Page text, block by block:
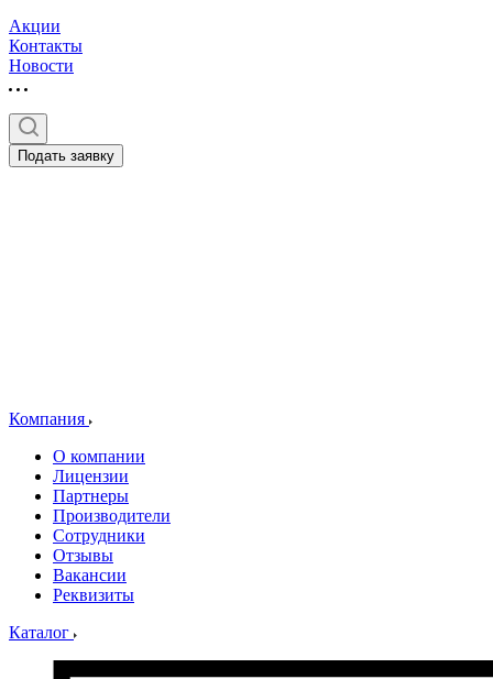
Акции
Контакты
Новости
Подать заявку
Компания
О компании
Лицензии
Партнеры
Производители
Сотрудники
Отзывы
Вакансии
Реквизиты
Каталог